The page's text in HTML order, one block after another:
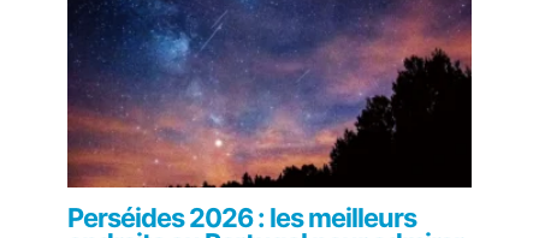
Perséides 2026 : les meilleurs